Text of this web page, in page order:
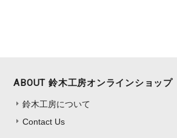
ABOUT 鈴木工房オンラインショップ
鈴木工房について
Contact Us